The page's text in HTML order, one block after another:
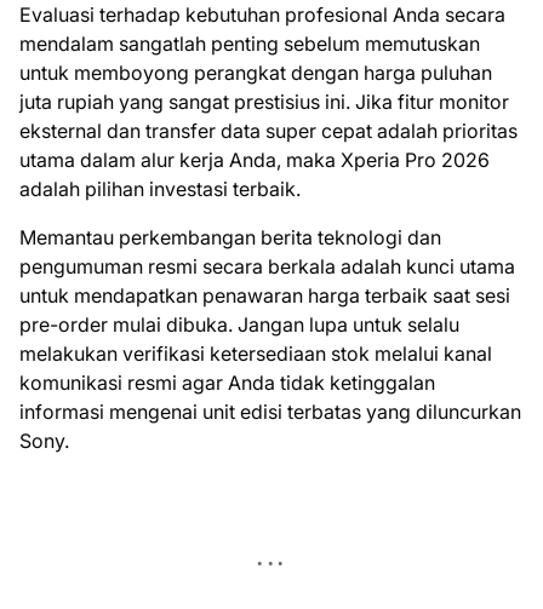
Evaluasi terhadap kebutuhan profesional Anda secara
mendalam sangatlah penting sebelum memutuskan
untuk memboyong perangkat dengan harga puluhan
juta rupiah yang sangat prestisius ini. Jika fitur monitor
eksternal dan transfer data super cepat adalah prioritas
utama dalam alur kerja Anda, maka Xperia Pro 2026
adalah pilihan investasi terbaik.
Memantau perkembangan berita teknologi dan
pengumuman resmi secara berkala adalah kunci utama
untuk mendapatkan penawaran harga terbaik saat sesi
pre-order mulai dibuka. Jangan lupa untuk selalu
melakukan verifikasi ketersediaan stok melalui kanal
komunikasi resmi agar Anda tidak ketinggalan
informasi mengenai unit edisi terbatas yang diluncurkan
Sony.